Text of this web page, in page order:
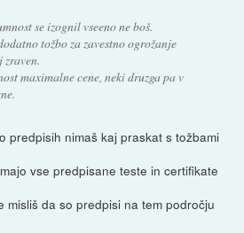
se izognil vseeno ne boš.
tožbo za zavestno ogrožanje
zraven.
maximalne cene, neki druzga pa v
predpisih nimaš kaj praskat s tožbami
vse predpisane teste in certifikate
misliš da so predpisi na tem področju